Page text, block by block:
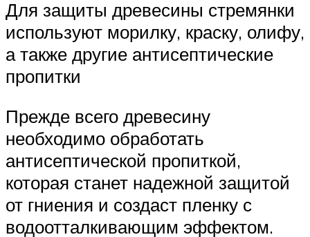
Для защиты древесины стремянки
используют морилку, краску, олифу,
а также другие антисептические
пропитки
Прежде всего древесину
необходимо обработать
антисептической пропиткой,
которая станет надежной защитой
от гниения и создаст пленку с
водоотталкивающим эффектом.